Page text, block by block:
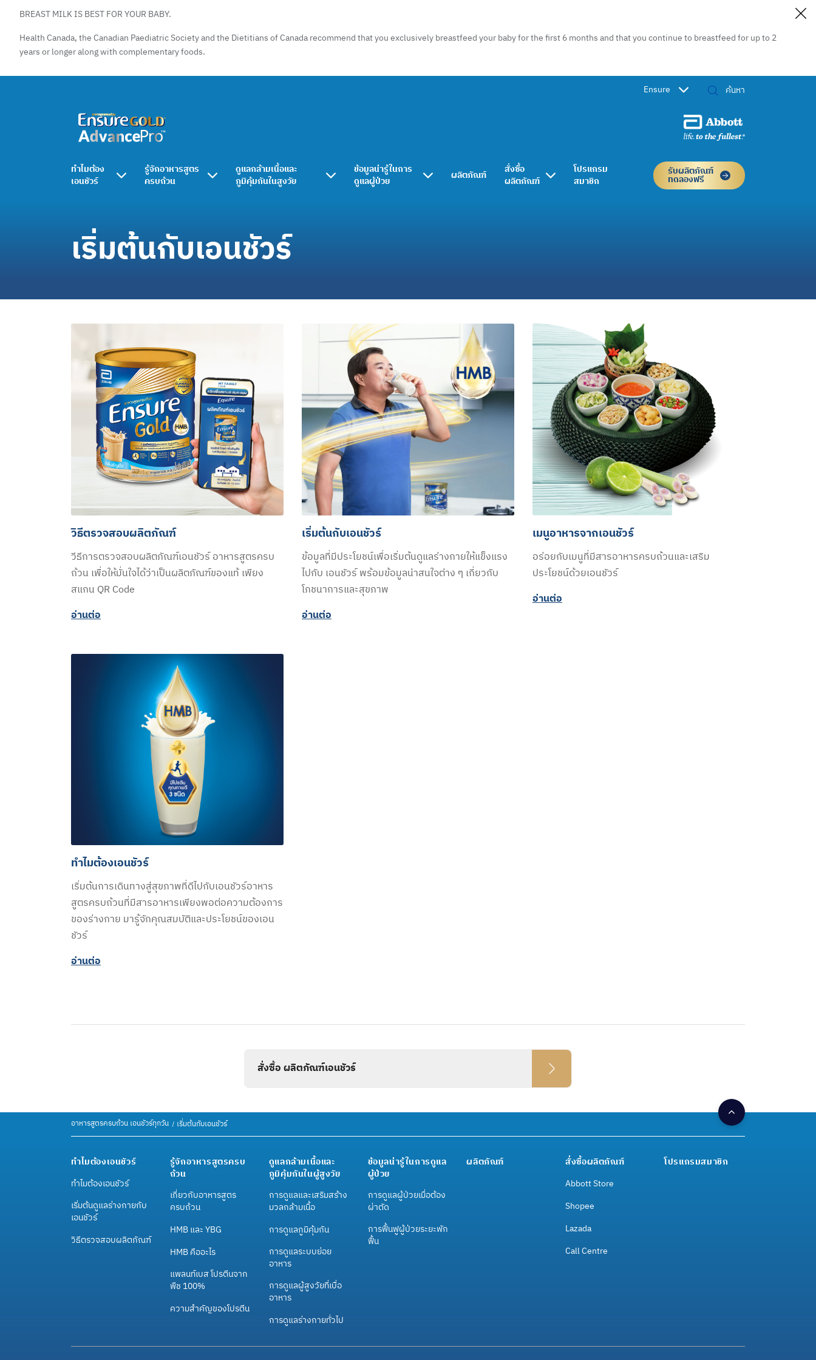
BREAST MILK IS BEST FOR YOUR BABY.
Health Canada, the Canadian Paediatric Society and the Dietitians of Canada recommend that you exclusively breastfeed your baby for the first 6 months and that you continue to breastfeed for up to 2
years or longer along with complementary foods.
Ensure
ทำไมต้อง
เอนชัวร์
รู้จักอาหารสูตร
ครบถ้วน
ดูแลกล้ามเนื้อและ
ภูมิคุ้มกันในสูงวัย
ข้อมูลน่ารู้ในการ
ดูแลผู้ป่วย
ผลิตภัณฑ์
สั่งซื้อ
ผลิตภัณฑ์
โปรแกรม
สมาชิก
รับผลิตภัณฑ์
ทดลองฟรี
เริ่มต้นกับเอนชัวร์
วิธีตรวจสอบผลิตภัณฑ์
วีธีการตรวจสอบผลิตภัณฑ์เอนชัวร์ อาหารสูตรครบ
ถ้วน เพื่อให้มั่นใจได้ว่าเป็นผลิตภัณฑ์ของแท้ เพียง
สแกน QR Code
อ่านต่อ
เริ่มต้นกับเอนชัวร์
ข้อมูลที่มีประโยชน์เพื่อเริ่มต้นดูแลร่างกายให้แข็งแรง
ไปกับ เอนชัวร์ พร้อมข้อมูลน่าสนใจต่าง ๆ เกี่ยวกับ
โภชนาการและสุขภาพ
อ่านต่อ
เมนูอาหารจากเอนชัวร์
อร่อยกับเมนูที่มีสารอาหารครบถ้วนและเสริม
ประโยชน์ด้วยเอนชัวร์
อ่านต่อ
ทำไมต้องเอนชัวร์
เริ่มต้นการเดินทางสู่สุขภาพที่ดีไปกับเอนชัวร์อาหาร
สูตรครบถ้วนที่มีสารอาหารเพียงพอต่อความต้องการ
ของร่างกาย มารู้จักคุณสมบัติและประโยชน์ของเอน
ชัวร์
อ่านต่อ
สั่งซื้อ ผลิตภัณฑ์เอนชัวร์
อาหารสูตรครบถ้วน เอนชัวร์ทุกวัน เริ่มต้นกับเอนชัวร์
ทำไมต้องเอนชัวร์
ทำไมต้องเอนชัวร์
เริ่มต้นดูแลร่างกายกับ
เอนชัวร์
วิธีตรวจสอบผลิตภัณฑ์
รู้จักอาหารสูตรครบ
ถ้วน
เกี่ยวกับอาหารสูตร
ครบถ้วน
HMB และ YBG
HMB คืออะไร
แพลนท์เบส โปรตีนจาก
พืช 100%
ความสำคัญของโปรตีน
ดูแลกล้ามเนื้อและ
ภูมิคุ้มกันในผู้สูงวัย
การดูแลและเสริมสร้าง
มวลกล้ามเนื้อ
การดูแลภูมิคุ้มกัน
การดูแลระบบย่อย
อาหาร
การดูแลผู้สูงวัยที่เบื่อ
อาหาร
การดูแลร่างกายทั่วไป
ข้อมูลน่ารู้ในการดูแล
ผู้ป่วย
การดูแลผู้ป่วยเมื่อต้อง
ผ่าตัด
การฟื้นฟูผู้ป่วยระยะพัก
ฟื้น
ผลิตภัณฑ์
สั่งซื้อผลิตภัณฑ์
Abbott Store
Shopee
Lazada
Call Centre
โปรแกรมสมาชิก